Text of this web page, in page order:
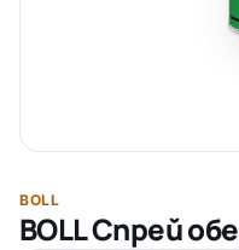
BOLL
BOLL Спрей